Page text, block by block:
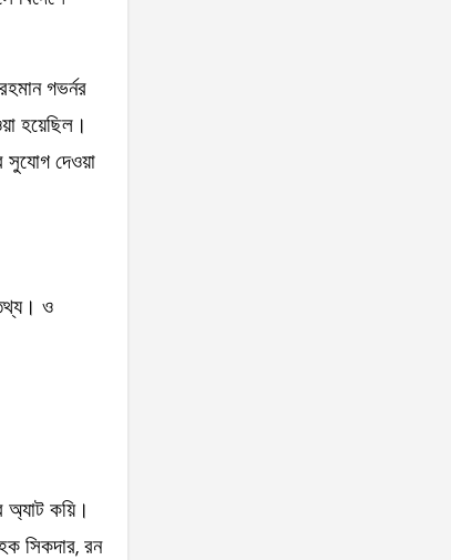
গভর্নর
হয়েছিল।
সুযোগ দেওয়া
ও
অ্যাট কয়ি।
সিকদার, রন